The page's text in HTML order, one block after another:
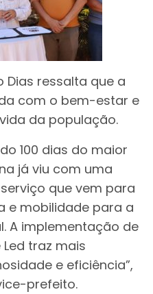
Dias ressalta que a
com o bem-estar e
da população.
100 dias do maior
já viu com uma
que vem para
e mobilidade para a
A implementação de
traz mais
e eficiência”,
prefeito.